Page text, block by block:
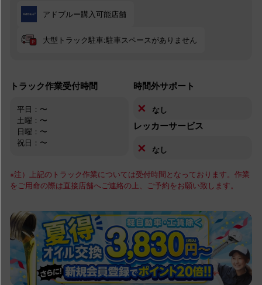
アドブルー購入可能店舗
大型トラック駐車:駐車スペースがありません
トラック作業受付時間
平日：〜
土曜：〜
日曜：〜
祝日：〜
時間外サポート
✕ なし
レッカーサービス
✕ なし
※注）上記のトラック作業については受付時間となっております。作業
をご用命の際は直接店舗へご連絡の上、ご予約をお願い致します。